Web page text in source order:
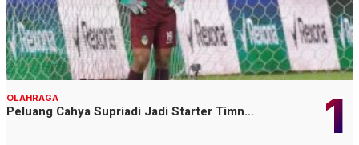
1
OLAHRAGA
Peluang Cahya Supriadi Jadi Starter Timn…